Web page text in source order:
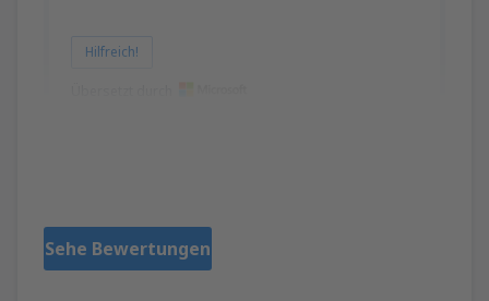
Hilfreich!
Sehe Bewertungen